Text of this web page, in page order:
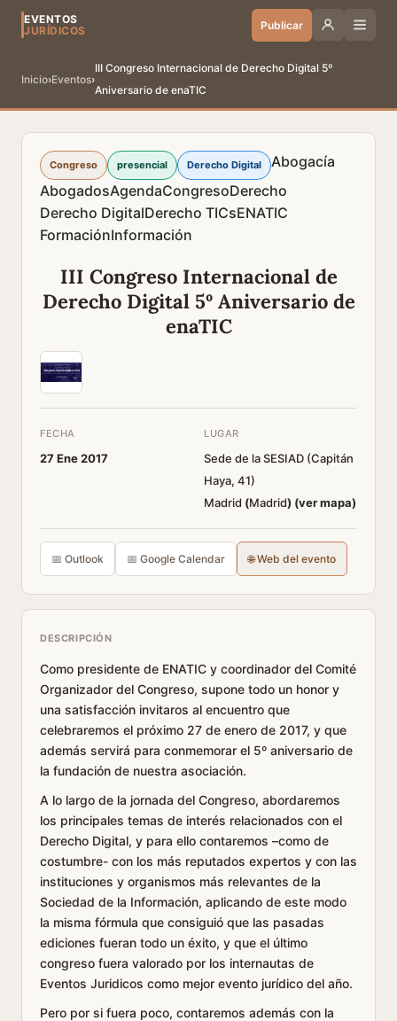
EVENTOS
JURÍDICOS
Publicar
Inicio›Eventos›
III Congreso Internacional de Derecho Digital 5º
Aniversario de enaTIC
Congreso presencial Derecho Digital
Abogacía
AbogadosAgendaCongresoDerecho
Derecho DigitalDerecho TICsENATIC
FormaciónInformación
III Congreso Internacional de
Derecho Digital 5º Aniversario de
enaTIC
FECHA
27 Ene 2017
LUGAR
Sede de la SESIAD (Capitán
Haya, 41)
Madrid (Madrid) (ver mapa)
📅 Outlook 📅 Google Calendar 🌐 Web del evento
DESCRIPCIÓN
Como presidente de ENATIC y coordinador del Comité
Organizador del Congreso, supone todo un honor y
una satisfacción invitaros al encuentro que
celebraremos el próximo 27 de enero de 2017, y que
además servirá para conmemorar el 5º aniversario de
la fundación de nuestra asociación.
A lo largo de la jornada del Congreso, abordaremos
los principales temas de interés relacionados con el
Derecho Digital, y para ello contaremos –como de
costumbre- con los más reputados expertos y con las
instituciones y organismos más relevantes de la
Sociedad de la Información, aplicando de este modo
la misma fórmula que consiguió que las pasadas
ediciones fueran todo un éxito, y que el último
congreso fuera valorado por los internautas de
Eventos Juridicos como mejor evento jurídico del año.
Pero por si fuera poco, contaremos además con la